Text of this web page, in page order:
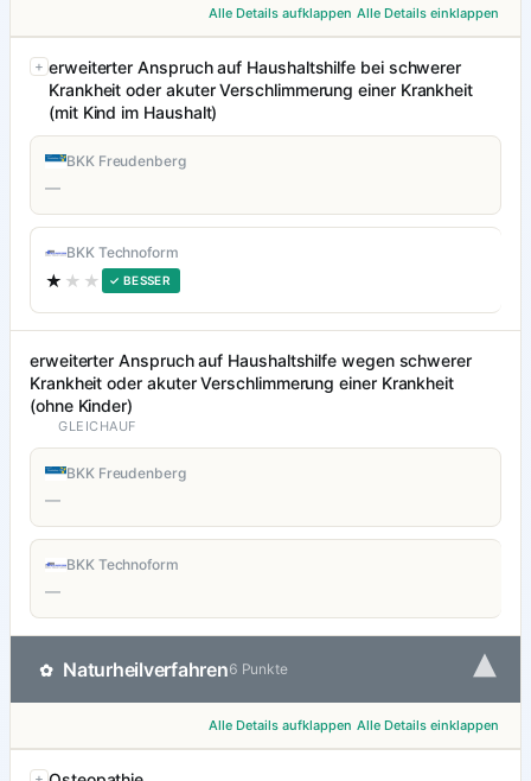
Alle Details aufklappen Alle Details einklappen
erweiterter Anspruch auf Haushaltshilfe bei schwerer
Krankheit oder akuter Verschlimmerung einer Krankheit
(mit Kind im Haushalt)
BKK Freudenberg
—
BKK Technoform
★ ★★ ✓ BESSER
erweiterter Anspruch auf Haushaltshilfe wegen schwerer
Krankheit oder akuter Verschlimmerung einer Krankheit
(ohne Kinder)
GLEICHAUF
BKK Freudenberg
—
BKK Technoform
—
✿ Naturheilverfahren6 Punkte ▾
Alle Details aufklappen Alle Details einklappen